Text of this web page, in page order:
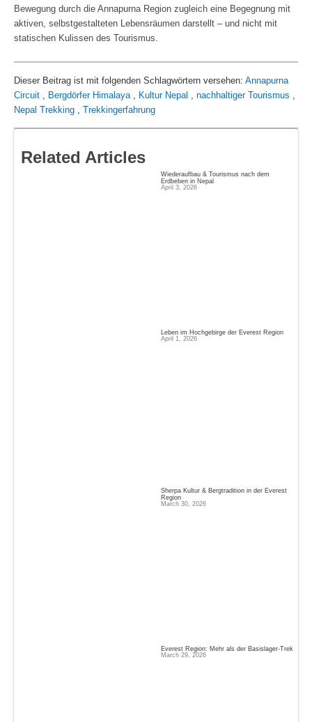
Bewegung durch die Annapurna Region zugleich eine Begegnung mit
aktiven, selbstgestalteten Lebensräumen darstellt – und nicht mit
statischen Kulissen des Tourismus.
Dieser Beitrag ist mit folgenden Schlagwörtern versehen: Annapurna
Circuit
Bergdörfer Himalaya Kultur Nepal nachhaltiger Tourismus
Nepal Trekking
Trekkingerfahrung
Related Articles
Wiederaufbau & Tourismus nach dem
Erdbeben in Nepal
April 3, 2026
Leben im Hochgebirge der Everest Region
April 1, 2026
Sherpa Kultur & Bergtradition in der Everest
Region
March 30, 2026
Everest Region: Mehr als der Basislager‑Trek
March 29, 2026